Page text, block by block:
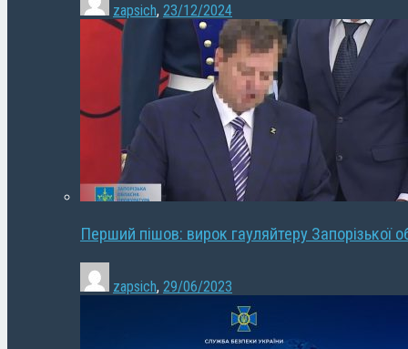
zapsich, 23/12/2024
Перший пішов: вирок гауляйтеру Запорізької
zapsich, 29/06/2023